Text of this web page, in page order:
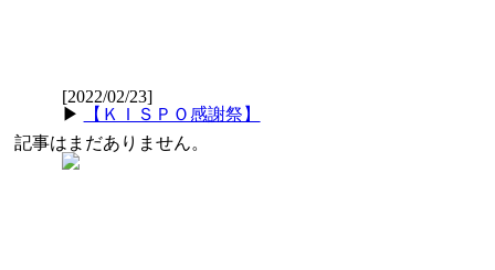
[2022/02/23]
▶
【ＫＩＳＰＯ感謝祭】
記事はまだありません。